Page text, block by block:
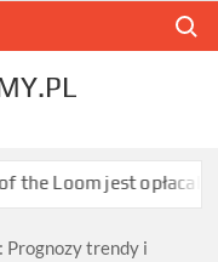
opłacalny dla JDG
Prognozy trendy i